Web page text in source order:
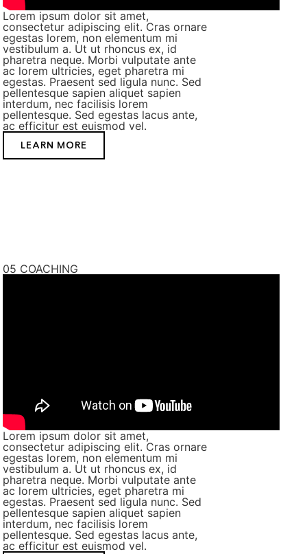
Lorem ipsum dolor sit amet,
consectetur adipiscing elit. Cras ornare
egestas lorem, non elementum mi
vestibulum a. Ut ut rhoncus ex, id
pharetra neque. Morbi vulputate ante
ac lorem ultricies, eget pharetra mi
egestas. Praesent sed ligula nunc. Sed
pellentesque sapien aliquet sapien
interdum, nec facilisis lorem
pellentesque. Sed egestas lacus ante,
ac efficitur est euismod vel.
LEARN MORE
05 COACHING
Lorem ipsum dolor sit amet,
consectetur adipiscing elit. Cras ornare
egestas lorem, non elementum mi
vestibulum a. Ut ut rhoncus ex, id
pharetra neque. Morbi vulputate ante
ac lorem ultricies, eget pharetra mi
egestas. Praesent sed ligula nunc. Sed
pellentesque sapien aliquet sapien
interdum, nec facilisis lorem
pellentesque. Sed egestas lacus ante,
ac efficitur est euismod vel.